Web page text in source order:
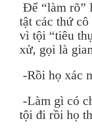
Để “làm rõ”
tật các thứ
vì tội “tiêu
xử, gọi là
-Rồi họ xác
-Làm gì có
tội đi rồi họ